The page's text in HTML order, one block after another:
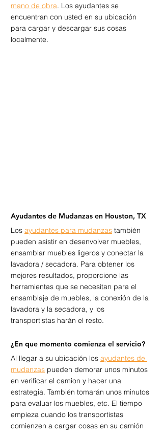
mano de obra. Los ayudantes se
encuentran con usted en su ubicación
para cargar y descargar sus cosas
localmente.
Ayudantes de Mudanzas en Houston, TX
Los ayudantes para mudanzas también
pueden asistir en desenvolver muebles,
ensamblar muebles ligeros y conectar la
lavadora / secadora. Para obtener los
mejores resultados, proporcione las
herramientas que se necesitan para el
ensamblaje de muebles, la conexión de la
lavadora y la secadora, y los
transportistas harán el resto.
¿En que momento comienza el servicio?
Al llegar a su ubicación los ayudantes de
mudanzas pueden demorar unos minutos
en verificar el camion y hacer una
estrategia. También tomarán unos minutos
para evaluar los muebles, etc. El tiempo
empieza cuando los transportistas
comienzen a cargar cosas en su camión